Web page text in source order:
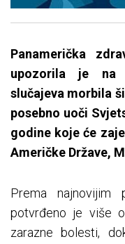
Panamerička
upozorila je na
slučajeva morbila
posebno uoči
godine koje će
Američke Države,
Prema najnovijim
potvrđeno je više
zarazne bolesti,